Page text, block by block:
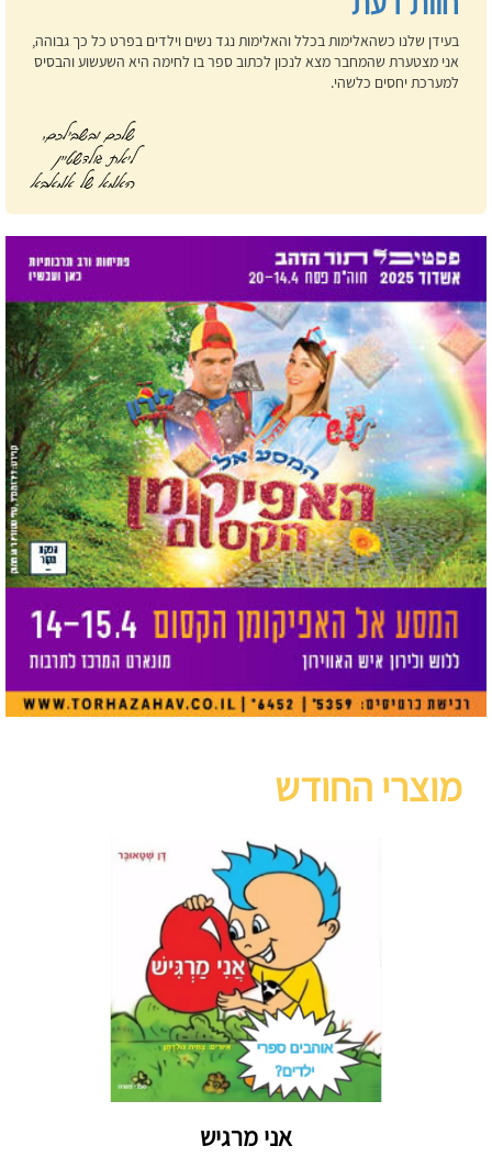
בעידן שלנו כשהאלימות בכלל והאלימות נגד נשים וילדים בפרט כל כך גבוהה,
אני מצטערת שהמחבר מצא לנכון לכתוב ספר בו לחימה היא השעשוע והבסיס
למערכת יחסים כלשהי.
מוצרי החודש
אני מרגיש